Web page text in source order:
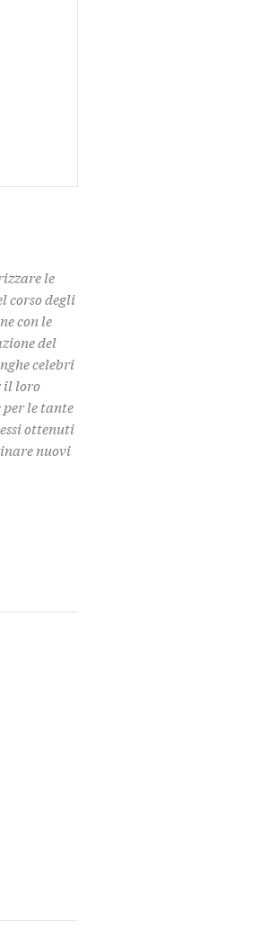
le
corso degli
con le
del
celebri
il loro
le tante
ottenuti
nuovi